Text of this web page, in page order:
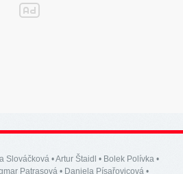
Slováčková •Artur Štaidl • Bolek Polívka •
Patrasová • Daniela Písařovicová •